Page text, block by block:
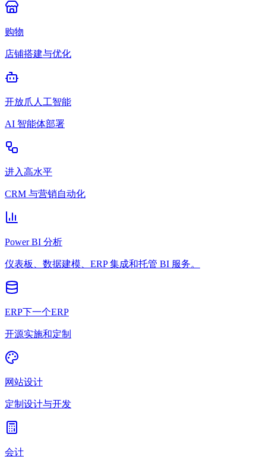
购物
店铺搭建与优化
开放爪人工智能
AI 智能体部署
进入高水平
CRM 与营销自动化
Power BI 分析
仪表板、数据建模、ERP 集成和托管 BI 服务。
ERP下一个ERP
开源实施和定制
网站设计
定制设计与开发
会计